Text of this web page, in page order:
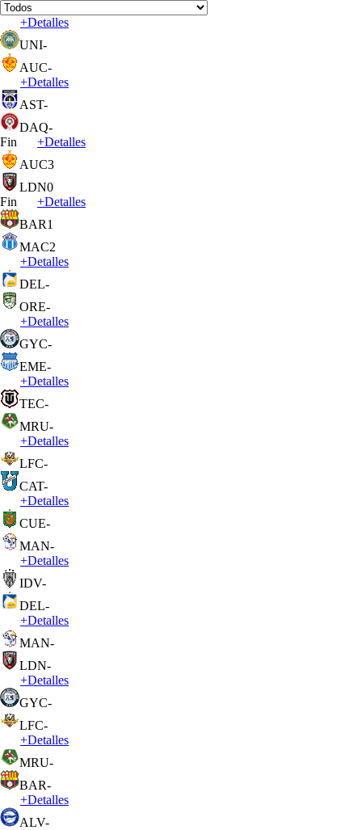
+Detalles
UNI-
AUC-
+Detalles
AST-
DAQ-
Fin
+Detalles
AUC3
LDN0
Fin
+Detalles
BAR1
MAC2
+Detalles
DEL-
ORE-
+Detalles
GYC-
EME-
+Detalles
TEC-
MRU-
+Detalles
LFC-
CAT-
+Detalles
CUE-
MAN-
+Detalles
IDV-
DEL-
+Detalles
MAN-
LDN-
+Detalles
GYC-
LFC-
+Detalles
MRU-
BAR-
+Detalles
ALV-